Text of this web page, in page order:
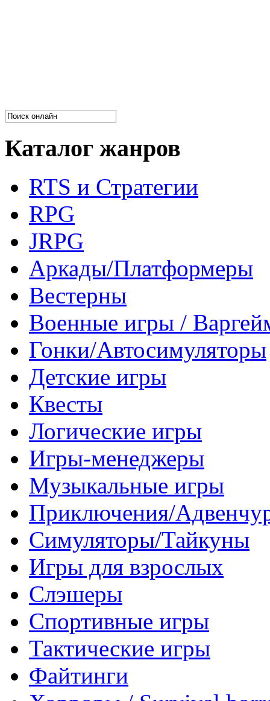
Каталог жанров
RTS и Стратегии
RPG
JRPG
Аркады/Платформеры
Вестерны
Военные игры /
Гонки/Автосимуляторы
Детские игры
Квесты
Логические игры
Игры-менеджеры
Музыкальные игры
Приключения/
Симуляторы/Тайкуны
Игры для взрослых
Слэшеры
Спортивные игры
Тактические игры
Файтинги